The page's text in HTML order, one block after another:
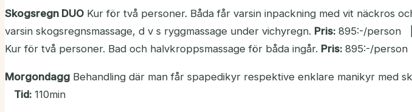
Skogsregn DUO Kur för två personer. Båda får varsin inpackning med vit näckros
varsin skogsregnsmassage, d v s ryggmassage under vichyregn. Pris: 895:-/
Kur för två personer. Bad och halvkroppsmassage för båda ingår. Pris: 895:-/
Morgondagg Behandling där man får spapedikyr respektive enklare manikyr med
Tid: 110min